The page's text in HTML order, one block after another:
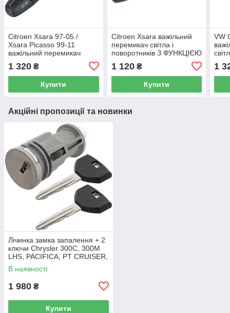
Citroen Xsara 97-05 /
Xsara Picasso 99-11
важільний перемикач
1 320 ₴
Купити
Citroen Xsara важільний
перемикач світла і
поворотників З ФУНКЦІЄЮ
1 120₴
Купити
VW
1
Акційні пропозиції та новинки
Лічинка замка запалення + 2
ключи Chrysler 300C, 300M
LHS, PACIFICA, PT CRUISER,
SEBRING 5003843AB
В наявності
1 980 ₴
Купити